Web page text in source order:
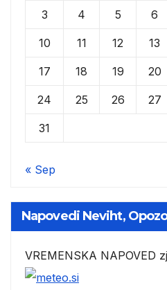
3 4 5 6
10 11 12 13
17 18 19 20
24 25 26 27
31
« Sep
Napovedi Neviht,
VREMENSKA NAPOVED